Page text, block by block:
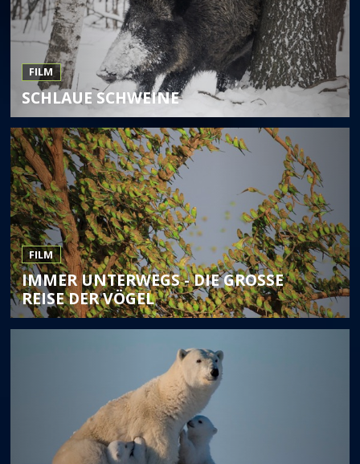
FILM
SCHLAUE SCHWEINE
FILM
IMMER UNTERWEGS - DIE GROSSE R
EISE DER VÖGEL